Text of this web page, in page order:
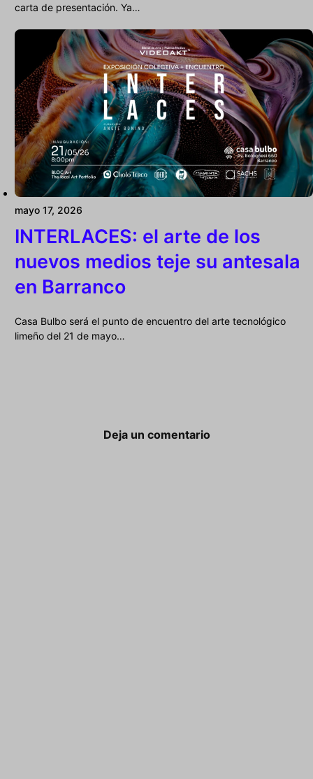
carta de presentación. Ya…
mayo 17, 2026
INTERLACES: el arte de los
nuevos medios teje su antesala
en Barranco
Casa Bulbo será el punto de encuentro del arte tecnológico
limeño del 21 de mayo…
Deja un comentario